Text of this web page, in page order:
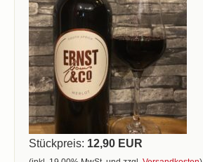
Stückpreis: 12,90 EUR